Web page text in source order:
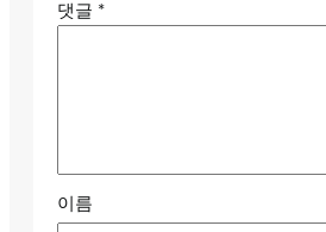
댓글 *
이름